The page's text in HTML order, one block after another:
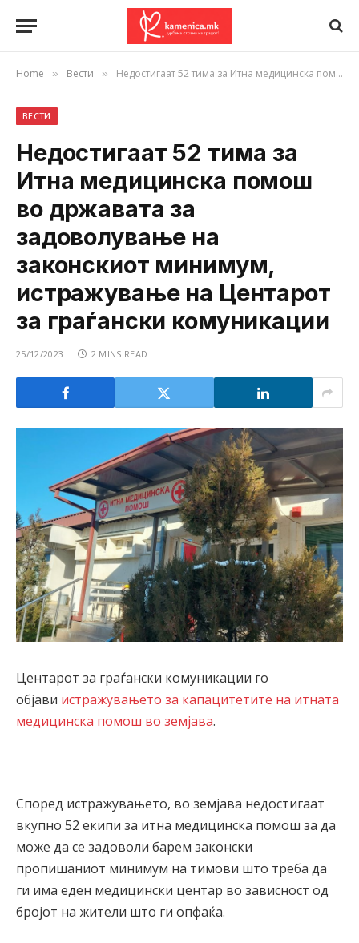
Home » Вести » Недостигаат 52 тима за Итна медицинска помош во државата за задоволување на законскиот минимум, истражување на Центарот за граѓански комуникации
ВЕСТИ
Недостигаат 52 тима за
Итна медицинска помош
во државата за
задоволување на
законскиот минимум,
истражување на Центарот
за граѓански комуникации
25/12/2023 2 MINS READ
Центарот за граѓански комуникации го
објави истражувањето за капацитетите на итната
медицинска помош во земјава.
Според истражувањето, во земјава недостигаат
вкупно 52 екипи за итна медицинска помош за да
може да се задоволи барем законски
пропишаниот минимум на тимови што треба да
ги има еден медицински центар во зависност од
бројот на жители што ги опфаќа.